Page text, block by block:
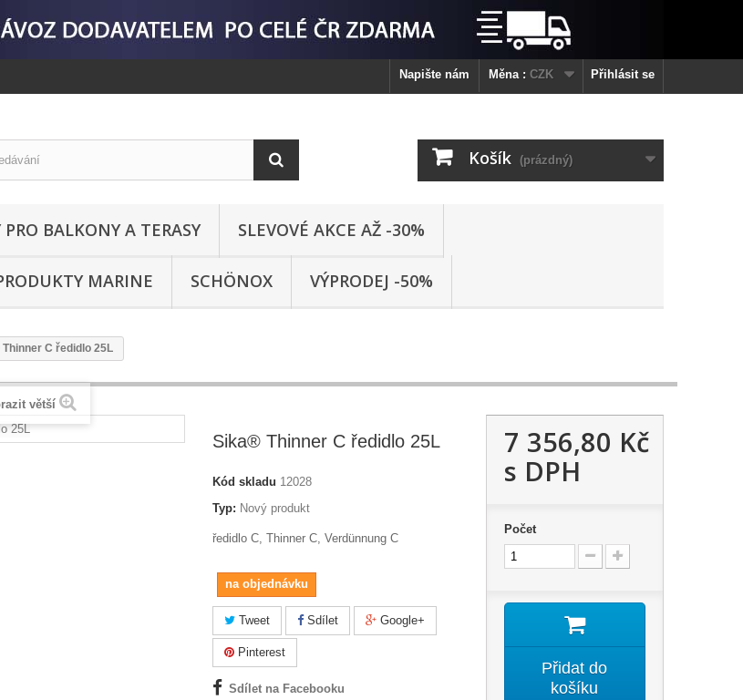
Přihlásit se
Měna : CZK
Napište nám
Košík (prázdný)
PRO BALKONY A TERASY SLEVOVÉ AKCE AŽ -30%
MARINE SCHÖNOX VÝPRODEJ -50%
C ředidlo 25L
větší
Sika® Thinner C ředidlo 25L
Kód skladu 12028
Typ: Nový produkt
ředidlo C, Thinner C, Verdünnung C
na objednávku
Tweet Sdílet Google+
Pinterest
Sdílet na Facebooku
7 356,80 Kč
s DPH
Počet
Přidat do
košíku